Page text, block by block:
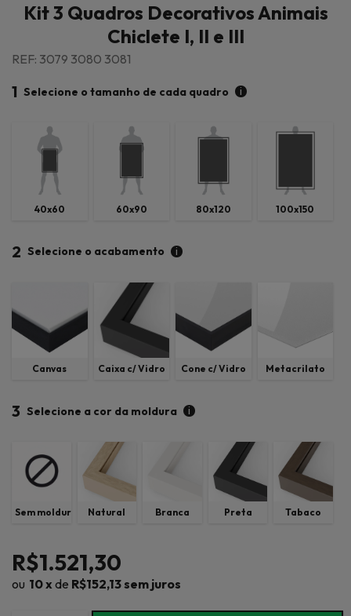
Kit 3 Quadros Decorativos Animais
Chiclete I, II e III
REF: 3079 3080 3081
1 Selecione o tamanho de cada quadro i
40x60 60x90 80x120 100x150
2 Selecione o acabamento i
Canvas Caixa c/ Vidro Cone c/ Vidro Metacrilato
3 Selecione a cor da moldura i
Sem moldura Natural Branca Preta Tabaco
R$1.521,30
10x de R$152,13sem juros